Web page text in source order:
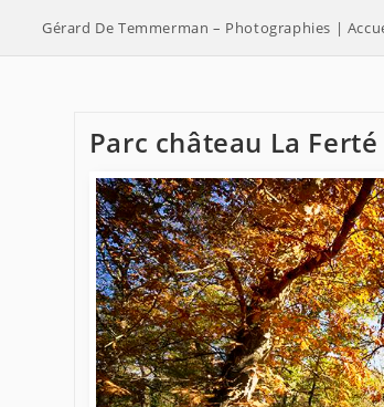
Gérard De Temmerman – Photographies |
Parc château La